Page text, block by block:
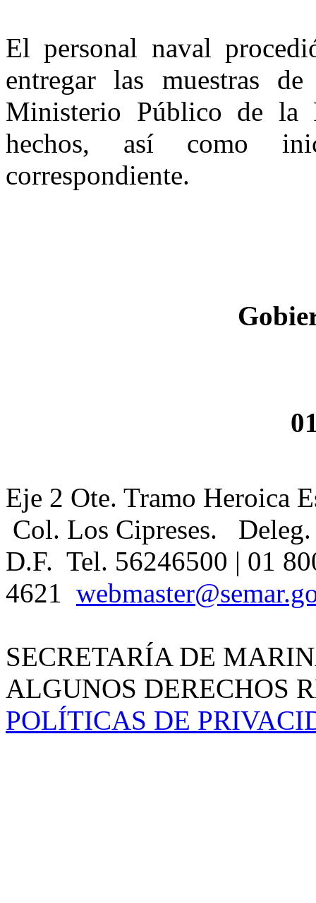
El personal naval
entregar las muestras
Ministerio Público de
hechos, así como
correspondiente.
Eje 2 Ote. Tramo Heroica
Col. Los Cipreses.
D.F. Tel. 56246500 | 01
4621
SECRETARÍA DE
ALGUNOS DERECHOS
POLÍTICAS DE